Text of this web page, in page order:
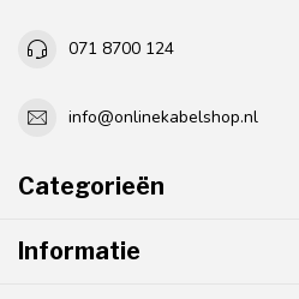
071 8700 124
info@onlinekabelshop.nl
Categorieën
Informatie